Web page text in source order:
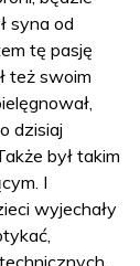
syna od
tę pasję
też swoim
dzisiaj
był takim
I
wyjechały